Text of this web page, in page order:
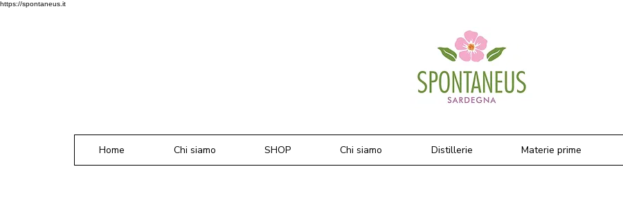
https://spontaneus.it
Home Chi siamo SHOP Chi siamo Distillerie Materie prime